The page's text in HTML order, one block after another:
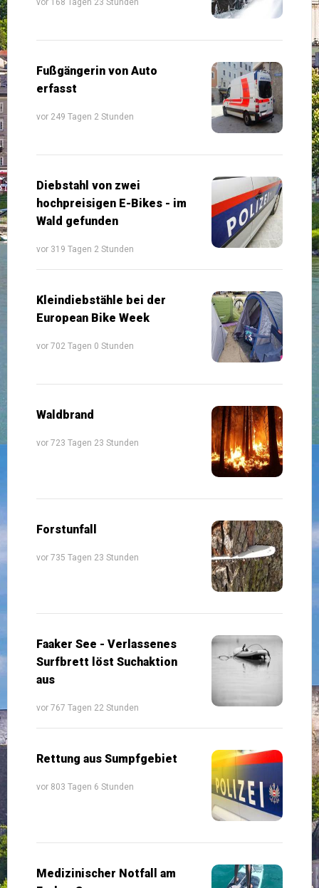
vor 168 Tagen 23 Stunden
Fußgängerin von Auto
erfasst
vor 249 Tagen 2 Stunden
Diebstahl von zwei
hochpreisigen E-Bikes - im
Wald gefunden
vor 319 Tagen 2 Stunden
Kleindiebstähle bei der
European Bike Week
vor 702 Tagen 0 Stunden
Waldbrand
vor 723 Tagen 23 Stunden
Forstunfall
vor 735 Tagen 23 Stunden
Faaker See - Verlassenes
Surfbrett löst Suchaktion
aus
vor 767 Tagen 22 Stunden
Rettung aus Sumpfgebiet
vor 803 Tagen 6 Stunden
Medizinischer Notfall am